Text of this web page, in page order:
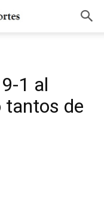
1 al
tantos de